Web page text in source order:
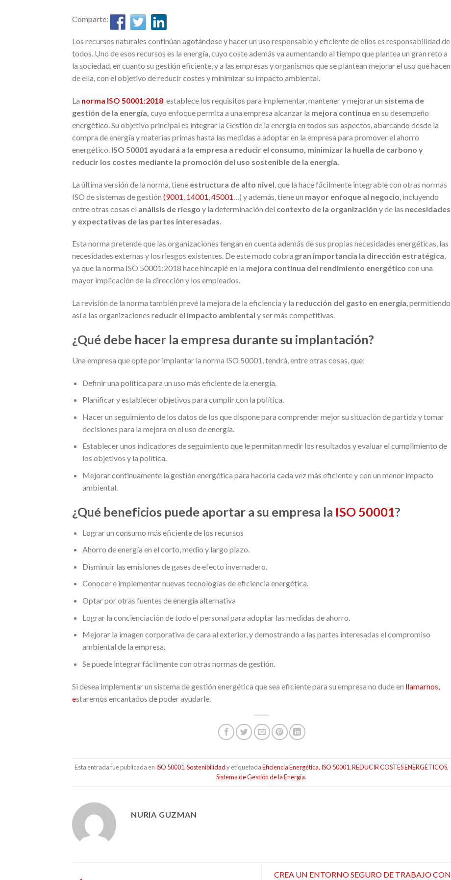
Comparte:
Los recursos naturales continúan agotándose y hacer un uso responsable y eficiente de ellos es responsabilidad de
todos. Uno de esos recursos es la energía, cuyo coste además va aumentando al tiempo que plantea un gran reto a
la sociedad, en cuanto su gestión eficiente, y a las empresas y organismos que se plantean mejorar el uso que hacen
de ella, con el objetivo de reducir costes y minimizar su impacto ambiental.
La norma ISO 50001:2018 establece los requisitos para implementar, mantener y mejorar un sistema de
gestión de la energía, cuyo enfoque permita a una empresa alcanzar la mejora continua en su desempeño
energético. Su objetivo principal es integrar la Gestión de la energía en todos sus aspectos, abarcando desde la
compra de energía y materias primas hasta las medidas a adoptar en la empresa para promover el ahorro
energético. ISO 50001 ayudará a la empresa a reducir el consumo, minimizar la huella de carbono y
reducir los costes mediante la promoción del uso sostenible de la energía.
La última versión de la norma, tiene estructura de alto nivel , que la hace fácilmente integrable con otras normas
ISO de sistemas de gestión (9001 14001 45001 …) y además, tiene un mayor enfoque al negocio , incluyendo
entre otras cosas el análisis de riesgo y la determinación del contexto de la organización y de las necesidades
y expectativas de las partes interesadas.
Esta norma pretende que las organizaciones tengan en cuenta además de sus propias necesidades energéticas, las
necesidades externas y los riesgos existentes. De este modo cobra gran importancia la dirección estratégica,
ya que la norma ISO 50001:2018 hace hincapié en la mejora continua del rendimiento energético con una
mayor implicación de la dirección y los empleados.
La revisión de la norma también prevé la mejora de la eficiencia y la reducción del gasto en energía, permitiendo
así a las organizaciones reducir el impacto ambiental y ser más competitivas.
¿Qué debe hacer la empresa durante su implantación?
Una empresa que opte por implantar la norma ISO 50001, tendrá, entre otras cosas, que:
Definir una política para un uso más eficiente de la energía.
Planificar y establecer objetivos para cumplir con la política.
Hacer un seguimiento de los datos de los que dispone para comprender mejor su situación de partida y tomar
decisiones para la mejora en el uso de energía.
Establecer unos indicadores de seguimiento que le permitan medir los resultados y evaluar el cumplimiento de
los objetivos y la política.
Mejorar continuamente la gestión energética para hacerla cada vez más eficiente y con un menor impacto
ambiental.
¿Qué beneficios puede aportar a su empresa la ISO 50001?
Lograr un consumo más eficiente de los recursos
Ahorro de energía en el corto, medio y largo plazo.
Disminuir las emisiones de gases de efecto invernadero.
Conocer e implementar nuevas tecnologías de eficiencia energética.
Optar por otras fuentes de energía alternativa
Lograr la concienciación de todo el personal para adoptar las medidas de ahorro.
Mejorar la imagen corporativa de cara al exterior, y demostrando a las partes interesadas el compromiso
ambiental de la empresa.
Se puede integrar fácilmente con otras normas de gestión.
Si desea implementar un sistema de gestión energética que sea eficiente para su empresa no dude en llamarnos,
estaremos encantados de poder ayudarle.
Esta entrada fue publicada en ISO 50001,Sostenibilidady etiquetadaEficiencia Energética, ISO 50001,REDUCIR COSTES ENERGÉTICOS,
Sistema de Gestión de la Energía.
NURIA GUZMAN
CREA UN ENTORNO SEGURO DE TRABAJO CON